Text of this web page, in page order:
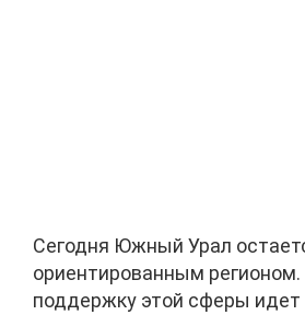
Сегодня Южный Урал
ориентированным
поддержку этой сферы